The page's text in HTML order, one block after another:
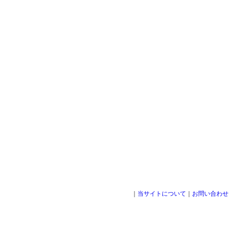
｜ 当サイトについて ｜ お問い合わせ